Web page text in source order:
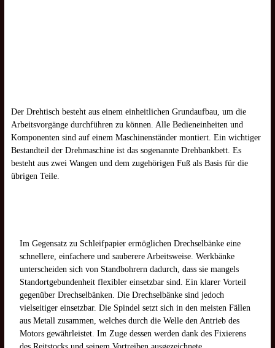
Der Drehtisch besteht aus einem einheitlichen Grundaufbau, um die
Arbeitsvorgänge durchführen zu können. Alle Bedieneinheiten und
Komponenten sind auf einem Maschinenständer montiert. Ein wichtiger
Bestandteil der Drehmaschine ist das sogenannte Drehbankbett. Es
besteht aus zwei Wangen und dem zugehörigen Fuß als Basis für die
übrigen Teile.
Im Gegensatz zu Schleifpapier ermöglichen Drechselbänke eine
schnellere, einfachere und sauberere Arbeitsweise. Werkbänke
unterscheiden sich von Standbohrern dadurch, dass sie mangels
Standortgebundenheit flexibler einsetzbar sind. Ein klarer Vorteil
gegenüber Drechselbänken. Die Drechselbänke sind jedoch
vielseitiger einsetzbar. Die Spindel setzt sich in den meisten Fällen
aus Metall zusammen, welches durch die Welle den Antrieb des
Motors gewährleistet. Im Zuge dessen werden dank des Fixierens